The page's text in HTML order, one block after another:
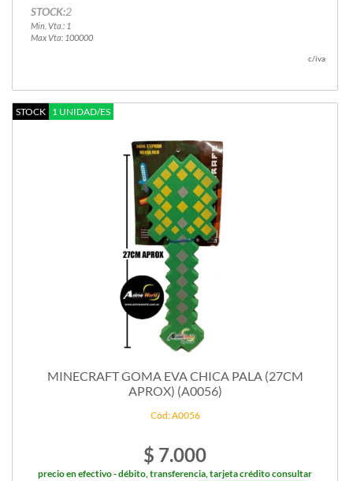
STOCK:2
Min. Vta.: 1
Max Vta: 100000
c/iva
STOCK 1 UNIDAD/ES
MINECRAFT GOMA EVA CHICA PALA (27CM
APROX) (A0056)
Cód: A0056
$ 7.000
precio en efectivo - débito, transferencia, tarjeta crédito consultar